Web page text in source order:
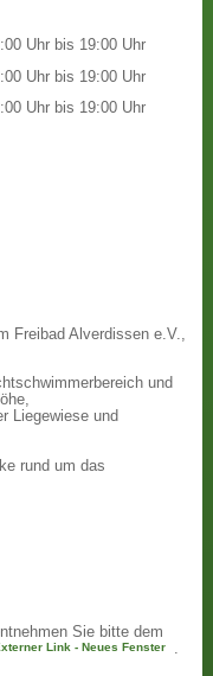
Uhr bis 19:00 Uhr
Uhr bis 19:00 Uhr
Uhr bis 19:00 Uhr
Freibad Alverdissen e.V.,
und
Liegewiese und
rund um das
Sie bitte dem
.